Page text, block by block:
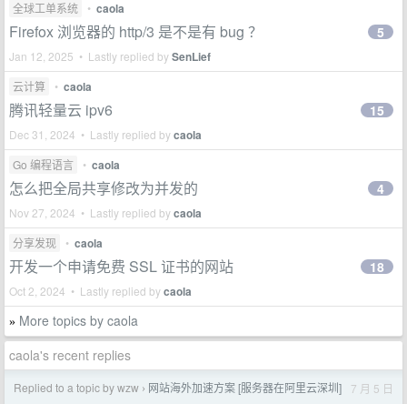
全球工单系统 • caola
Firefox 浏览器的 http/3 是不是有 bug ？
Jan 12, 2025 • Lastly replied bySenLief
5
云计算 • caola
腾讯轻量云 ipv6
Dec 31, 2024 • Lastly replied bycaola
15
Go 编程语言 • caola
怎么把全局共享修改为并发的
Nov 27, 2024 • Lastly replied bycaola
4
分享发现 • caola
开发一个申请免费 SSL 证书的网站
Oct 2, 2024 • Lastly replied bycaola
18
» More topics by caola
caola's recent replies
Replied to a topic by wzw › 网站海外加速方案 [服务器在阿里云深圳] 7 月 5 日